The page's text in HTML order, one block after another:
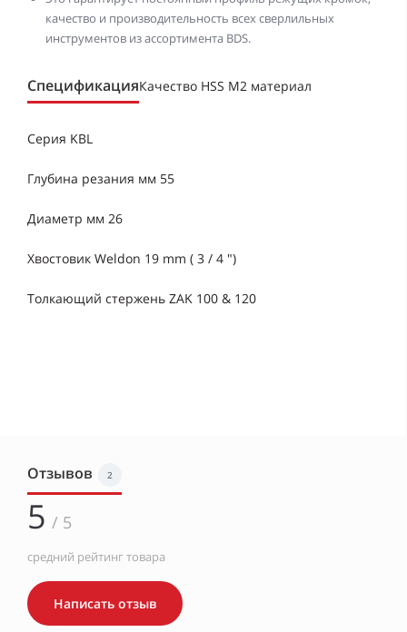
качество и производительность всех сверлильных
инструментов из ассортимента BDS.
СпецификацияКачество HSS M2 материал
Серия KBL
Глубина резания мм 55
Диаметр мм 26
Хвостовик Weldon 19 mm ( 3 / 4 ")
Толкающий стержень ZAK 100 & 120
Отзывов 2
5 / 5
средний рейтинг товара
Написать отзыв